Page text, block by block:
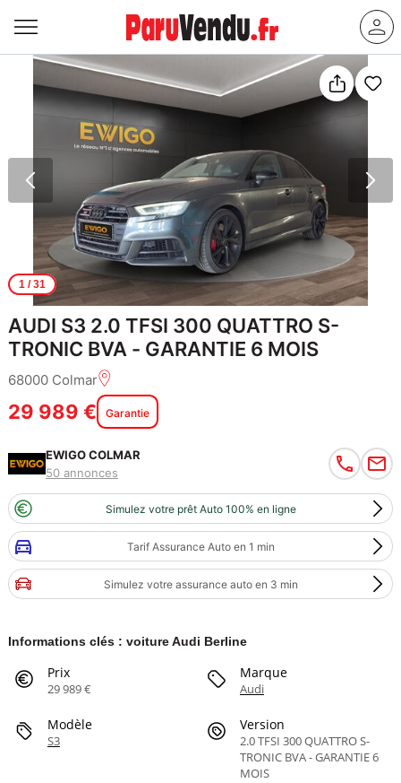
1/ 31
AUDI S3 2.0 TFSI 300 QUATTRO S-
TRONIC BVA - GARANTIE 6 MOIS
68000 Colmar
29 989 € Garantie
EWIGO COLMAR
50 annonces
Simulez votre prêt Auto 100% en ligne
Tarif Assurance Auto en 1 min
Simulez votre assurance auto en 3 min
Informations clés : voiture Audi Berline
Prix
29 989 €
Marque
Audi
Modèle
S3
Version
2.0 TFSI 300 QUATTRO S-
TRONIC BVA - GARANTIE 6
MOIS